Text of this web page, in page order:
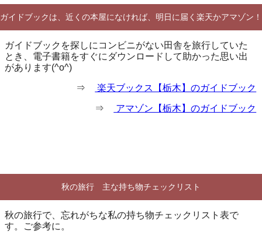
ガイドブックは、近くの本屋になければ、明日に届く楽天かアマゾン！
ガイドブックを探しにコンビニがない田舎を旅行していた
とき、電子書籍をすぐにダウンロードして助かった思い出
があります(^o^)
⇒ 楽天ブックス【栃木】のガイドブック
⇒ アマゾン【栃木】のガイドブック
秋の旅行 主な持ち物チェックリスト
秋の旅行で、忘れがちな私の持ち物チェックリスト表で
す。ご参考に。